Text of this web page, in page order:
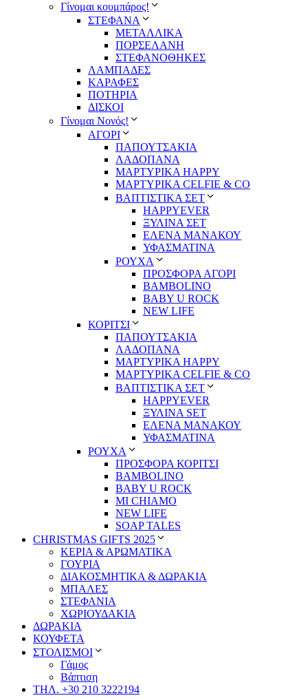
Γίνομαι κουμπάρος!
ΣΤΕΦΑΝΑ
ΜΕΤΑΛΛΙΚΑ
ΠΟΡΣΕΛΑΝΗ
ΣΤΕΦΑΝΟΘΗΚΕΣ
ΛΑΜΠΑΔΕΣ
ΚΑΡΑΦΕΣ
ΠΟΤΗΡΙΑ
ΔΙΣΚΟΙ
Γίνομαι Νονός!
ΑΓΟΡΙ
ΠΑΠΟΥΤΣΑΚΙΑ
ΛΑΔΟΠΑΝΑ
ΜΑΡΤΥΡΙΚΑ HAPPY
ΜΑΡΤΥΡΙΚΑ CELFIE & CO
ΒΑΠΤΙΣΤΙΚΑ ΣΕΤ
HAPPYEVER
ΞΥΛΙΝΑ ΣΕΤ
ΕΛΕΝΑ ΜΑΝΑΚΟΥ
ΥΦΑΣΜΑΤΙΝΑ
ΡΟΥΧΑ
ΠΡΟΣΦΟΡΑ ΑΓΟΡΙ
BAMBOLINO
BABY U ROCK
NEW LIFE
ΚΟΡΙΤΣΙ
ΠΑΠΟΥΤΣΑΚΙΑ
ΛΑΔΟΠΑΝΑ
ΜΑΡΤΥΡΙΚΑ HAPPY
ΜΑΡΤΥΡΙΚΑ CELFIE & CO
ΒΑΠΤΙΣΤΙΚΑ ΣΕΤ
HAPPYEVER
ΞΥΛΙΝΑ SET
ΕΛΕΝΑ ΜΑΝΑΚΟΥ
ΥΦΑΣΜΑΤΙΝΑ
ΡΟΥΧΑ
ΠΡΟΣΦΟΡΑ ΚΟΡΙΤΣΙ
BAMBOLINO
BABY U ROCK
MI CHIAMO
NEW LIFE
SOAP TALES
CHRISTMAS GIFTS 2025
ΚΕΡΙΑ & ΑΡΩΜΑΤΙΚΑ
ΓΟΥΡΙΑ
ΔΙΑΚΟΣΜΗΤΙΚΑ & ΔΩΡΑΚΙΑ
ΜΠΑΛΕΣ
ΣΤΕΦΑΝΙΑ
ΧΩΡΙΟΥΔΑΚΙΑ
ΔΩΡΑΚΙΑ
ΚΟΥΦΕΤΑ
ΣΤΟΛΙΣΜΟΙ
Γάμος
Βάπτιση
ΤΗΛ. +30 210 3222194